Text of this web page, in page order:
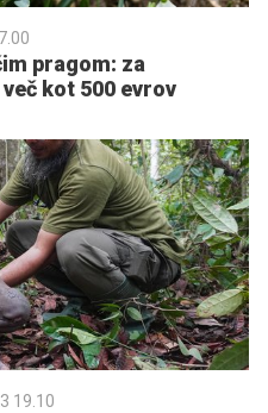
pragom: za
kot 500 evrov
19.10